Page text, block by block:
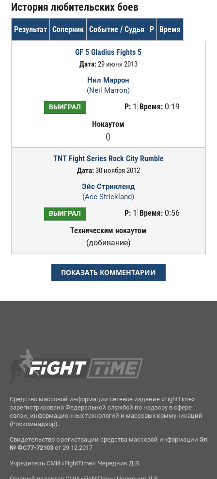
История любительских боев
Результат Соперник Событие / Судья Р Время
GF 5 Gladius Fights 5
Дата:29 июня 2013
Нил Маррон
(Neil Marron)
ВЫИГРАЛ Р:1 Время:0:19
Нокаутом
()
TNT Fight Series Rock City Rumble
Дата:30 ноября 2012
Эйс Стрикленд
(Ace Strickland)
ВЫИГРАЛ Р:1 Время:0:56
Техническим нокаутом
(добивание)
ПОКАЗАТЬ КОММЕНТАРИИ
Средство массовой информации сетевое издание «FightTime»
зарегистрировано Федеральной службой по надзору в сфере
связи, информационных технологий и массовых коммуникаций
(Роскомнадзор).
Свидетельство о регистрации средства массовой информации Эл
№ ФС77-72103от 29.12.2017
Учредитель СМИ «FightTime»: Чередник Д.В.